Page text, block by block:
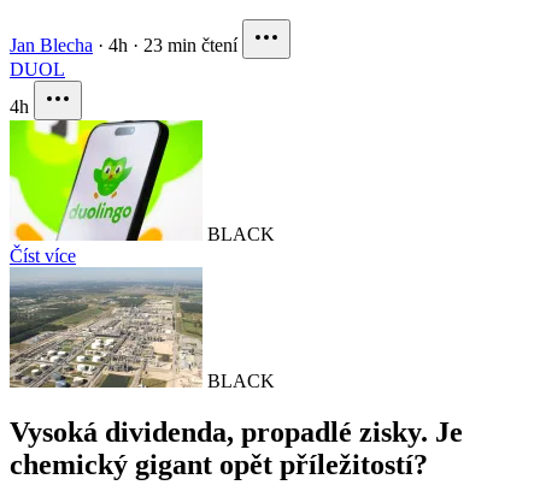
Jan Blecha · 4h · 23 min čtení
DUOL
4h
BLACK
Číst více
BLACK
Vysoká dividenda, propadlé zisky. Je
chemický gigant opět příležitostí?